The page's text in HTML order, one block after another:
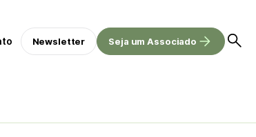
Newsletter Seja um Associado